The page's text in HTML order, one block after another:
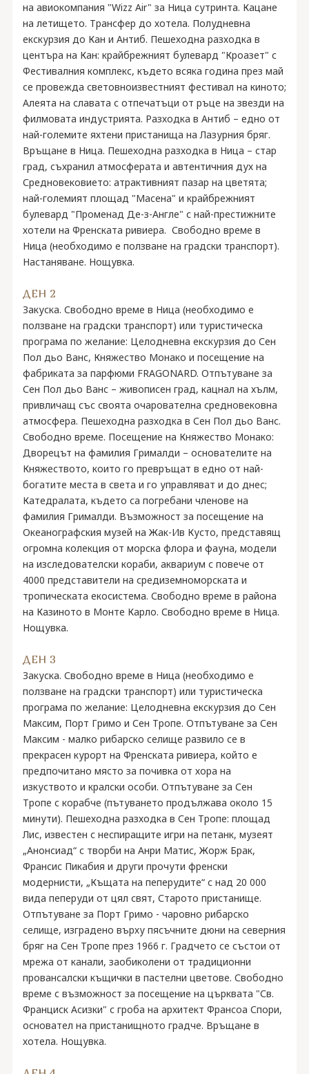
на авиокомпания "Wizz Air" за Ница сутринта. Кацане
на летището. Трансфер до хотела. Полудневна
екскурзия до Кан и Антиб. Пешеходна разходка в
центъра на Кан: крайбрежният булевард "Кроазет" с
Фестивалния комплекс, където всяка година през май
се провежда световноизвестният фестивал на киното;
Алеята на славата с отпечатъци от ръце на звезди на
филмовата индустрията. Разходка в Антиб – едно от
най-големите яхтени пристанища на Лазурния бряг.
Връщане в Ница. Пешеходна разходка в Ница – стар
град, съхранил атмосферата и автентичния дух на
Средновековието: атрактивният пазар на цветята;
най-големият площад "Масена" и крайбрежният
булевард "Променад Де-з-Англе" с най-престижните
хотели на Френската ривиера. Свободно време в
Ница (необходимо е ползване на градски транспорт).
Настаняване. Нощувка.
ДЕН 2
Закуска. Свободно време в Ница (необходимо е
ползване на градски транспорт) или туристическа
програма по желание: Целодневна екскурзия до Сен
Пол дьо Ванс, Княжество Монако и посещение на
фабриката за парфюми FRAGONARD. Отпътуване за
Сен Пол дьо Ванс – живописен град, кацнал на хълм,
привличащ със своята очарователна средновековна
атмосфера. Пешеходна разходка в Сен Пол дьо Ванс.
Свободно време. Посещение на Княжество Монако:
Дворецът на фамилия Грималди – основателите на
Княжеството, които го превръщат в едно от най-
богатите места в света и го управляват и до днес;
Катедралата, където са погребани членове на
фамилия Грималди. Възможност за посещение на
Океанографския музей на Жак-Ив Кусто, представящ
огромна колекция от морска флора и фауна, модели
на изследователски кораби, аквариум с повече от
4000 представители на средиземноморската и
тропическата екосистема. Свободно време в района
на Казиното в Монте Карло. Свободно време в Ница.
Нощувка.
ДЕН 3
Закуска. Свободно време в Ница (необходимо е
ползване на градски транспорт) или туристическа
програма по желание: Целодневна екскурзия до Сен
Максим, Порт Гримо и Сен Тропе. Отпътуване за Сен
Максим - малко рибарско селище развило се в
прекрасен курорт на Френската ривиера, който е
предпочитано място за почивка от хора на
изкуството и кралски особи. Отпътуване за Сен
Тропе с корабче (пътуването продължава около 15
минути). Пешеходна разходка в Сен Тропе: площад
Лис, известен с неспиращите игри на петанк, музеят
„Анонсиад“ с творби на Анри Матис, Жорж Брак,
Франсис Пикабия и други прочути френски
модернисти, „Къщата на пеперудите“ с над 20 000
вида пеперуди от цял свят, Старото пристанище.
Отпътуване за Порт Гримо - чаровно рибарско
селище, изградено върху пясъчните дюни на северния
бряг на Сен Тропе през 1966 г. Градчето се състои от
мрежа от канали, заобиколени от традиционни
провансалски къщички в пастелни цветове. Свободно
време с възможност за посещение на църквата "Св.
Франциск Асизки" с гроба на архитект Франсоа Спори,
основател на пристанищното градче. Връщане в
хотела. Нощувка.